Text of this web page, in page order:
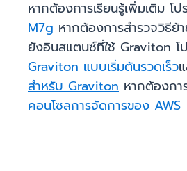
หากต้องการเรียนรู้เพิ่มเติม โ
M7g หากต้องการสำรวจวิธีย้
ยังอินสแตนซ์ที่ใช้ Graviton โ
Graviton แบบเริ่มต้นรวดเร็ว
สำหรับ Graviton หากต้องกา
คอนโซลการจัดการของ AWS